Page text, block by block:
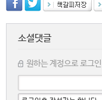
소셜댓글
원하는 계정으로 로그